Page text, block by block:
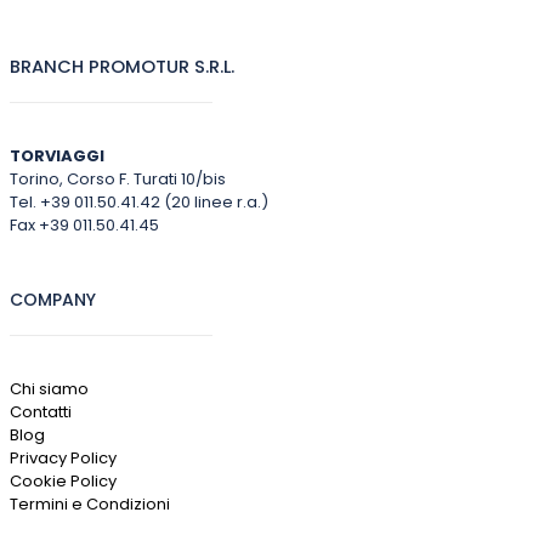
BRANCH PROMOTUR S.R.L.
TORVIAGGI
Torino, Corso F. Turati 10/bis
Tel. +39 011.50.41.42 (20 linee r.a.)
Fax +39 011.50.41.45
COMPANY
Chi siamo
Contatti
Blog
Privacy Policy
Cookie Policy
Termini e Condizioni